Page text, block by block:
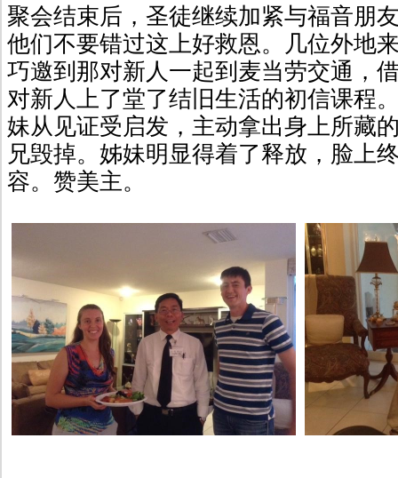
聚会结束后，圣徒继续加紧与福音朋
他们不要错过这上好救恩。几位外地
巧邀到那对新人一起到麦当劳交通，
对新人上了堂了结旧生活的初信课程
妹从见证受启发，主动拿出身上所藏
兄毁掉。姊妹明显得着了释放，脸上
容。赞美主。